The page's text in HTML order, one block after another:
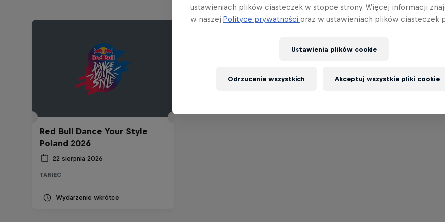
Red Bull Dance Your Style
Poland 2026
22 sierpnia 2026
TANIEC
Wydarzenie wkrótce
ustawieniach plików ciasteczek w stopce strony. Więcej informacji
w naszej Polityce prywatności oraz w ustawieniach plików ciasteczek
Ustawienia plików cookie
Odrzucenie wszystkich Akceptuj wszystkie pliki cookie